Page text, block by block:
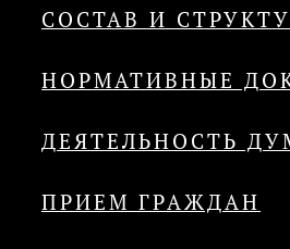
СОСТАВ И
НОРМАТИВНЫЕ
ДЕЯТЕЛЬНОСТЬ
ПРИЕМ ГРАЖДАН